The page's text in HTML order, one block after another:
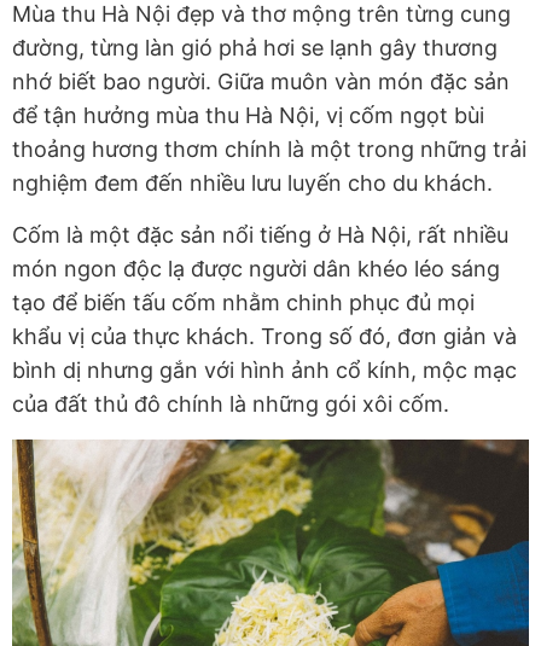
Mùa thu Hà Nội đẹp và thơ mộng trên từng cung
đường, từng làn gió phả hơi se lạnh gây thương
nhớ biết bao người. Giữa muôn vàn món đặc sản
để tận hưởng mùa thu Hà Nội, vị cốm ngọt bùi
thoảng hương thơm chính là một trong những trải
nghiệm đem đến nhiều lưu luyến cho du khách.
Cốm là một đặc sản nổi tiếng ở Hà Nội, rất nhiều
món ngon độc lạ được người dân khéo léo sáng
tạo để biến tấu cốm nhằm chinh phục đủ mọi
khẩu vị của thực khách. Trong số đó, đơn giản và
bình dị nhưng gắn với hình ảnh cổ kính, mộc mạc
của đất thủ đô chính là những gói xôi cốm.